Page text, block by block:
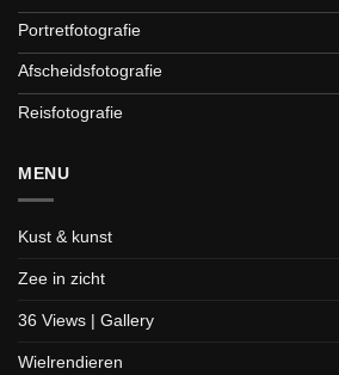
Portretfotografie
Afscheidsfotografie
Reisfotografie
MENU
Kust & kunst
Zee in zicht
36 Views | Gallery
Wielrendieren